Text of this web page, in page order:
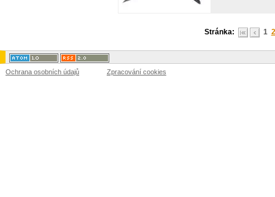
Stránka: 1 2
Ochrana osobních údajů Zpracování cookies